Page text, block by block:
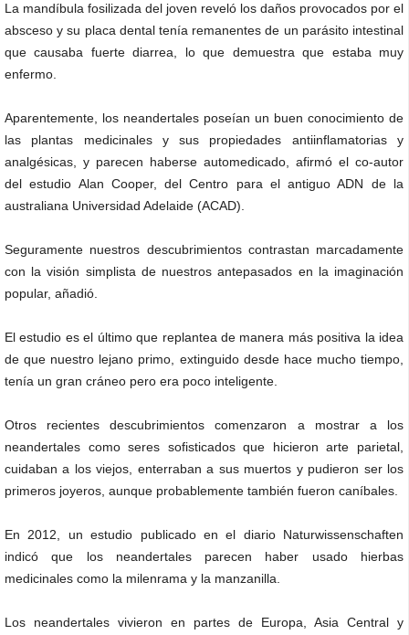
La mandíbula fosilizada del joven reveló los daños provocados por el
absceso y su placa dental tenía remanentes de un parásito intestinal
que causaba fuerte diarrea, lo que demuestra que estaba muy
enfermo.
Aparentemente, los neandertales poseían un buen conocimiento de
las plantas medicinales y sus propiedades antiinflamatorias y
analgésicas, y parecen haberse automedicado, afirmó el co-autor
del estudio Alan Cooper, del Centro para el antiguo ADN de la
australiana Universidad Adelaide (ACAD).
Seguramente nuestros descubrimientos contrastan marcadamente
con la visión simplista de nuestros antepasados en la imaginación
popular, añadió.
El estudio es el último que replantea de manera más positiva la idea
de que nuestro lejano primo, extinguido desde hace mucho tiempo,
tenía un gran cráneo pero era poco inteligente.
Otros recientes descubrimientos comenzaron a mostrar a los
neandertales como seres sofisticados que hicieron arte parietal,
cuidaban a los viejos, enterraban a sus muertos y pudieron ser los
primeros joyeros, aunque probablemente también fueron caníbales.
En 2012, un estudio publicado en el diario Naturwissenschaften
indicó que los neandertales parecen haber usado hierbas
medicinales como la milenrama y la manzanilla.
Los neandertales vivieron en partes de Europa, Asia Central y